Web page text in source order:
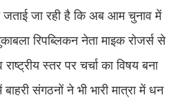
जताई जा रही है कि अब आम चुनाव में
रिपब्लिकन नेता माइक रोजर्स से
स्तर पर चर्चा का विषय बना
संगठनों ने भी भारी मात्रा में धन